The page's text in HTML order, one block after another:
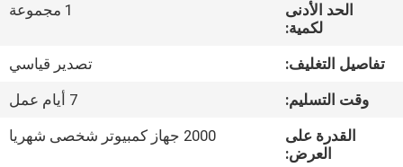
جولة
المعمل
الحد الأدنى
لكمية:
1 مجموعة
تفاصيل التغليف:
تصدير قياسي
وقت التسليم:
7 أيام عمل
القدرة على
العرض:
2000 جهاز كمبيوتر شخصى شهريا